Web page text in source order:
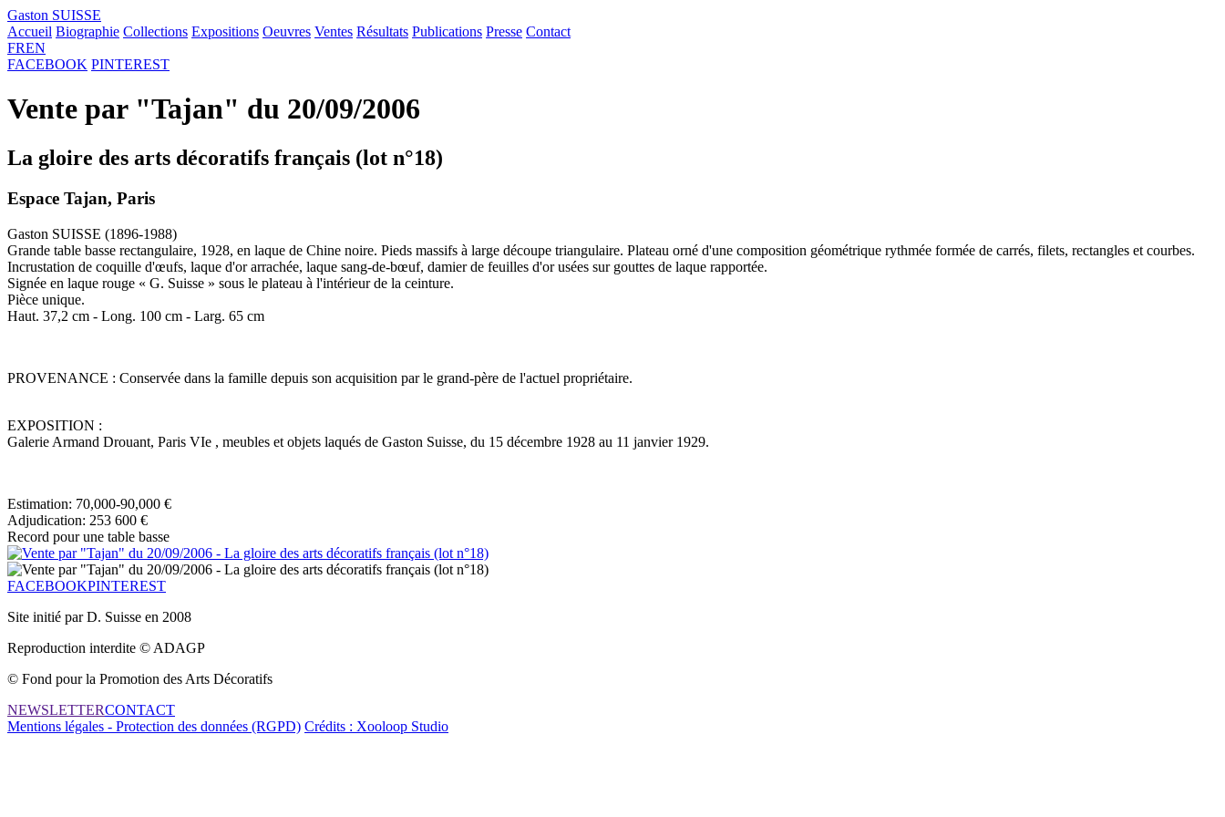
Gaston SUISSE
Accueil Biographie Collections Expositions Oeuvres Ventes Résultats Publications Presse Contact
FREN
FACEBOOK PINTEREST
Vente par "Tajan" du 20/09/2006
La gloire des arts décoratifs français (lot n°18)
Espace Tajan, Paris
Gaston SUISSE (1896-1988)
Grande table basse rectangulaire, 1928, en laque de Chine noire. Pieds massifs à large découpe triangulaire. Plateau orné d'une composition géométrique rythmée formée de carrés, filets, rectangles et courbes.
Incrustation de coquille d'œufs, laque d'or arrachée, laque sang-de-bœuf, damier de feuilles d'or usées sur gouttes de laque rapportée.
Signée en laque rouge « G. Suisse » sous le plateau à l'intérieur de la ceinture.
Pièce unique.
Haut. 37,2 cm - Long. 100 cm - Larg. 65 cm
PROVENANCE : Conservée dans la famille depuis son acquisition par le grand-père de l'actuel propriétaire.
EXPOSITION :
Galerie Armand Drouant, Paris VIe , meubles et objets laqués de Gaston Suisse, du 15 décembre 1928 au 11 janvier 1929.
Estimation: 70,000-90,000 €
Adjudication: 253 600 €
Record pour une table basse
FACEBOOKPINTEREST
Site initié par D. Suisse en 2008
Reproduction interdite © ADAGP
© Fond pour la Promotion des Arts Décoratifs
NEWSLETTERCONTACT
Mentions légales - Protection des données (RGPD) Crédits : Xooloop Studio